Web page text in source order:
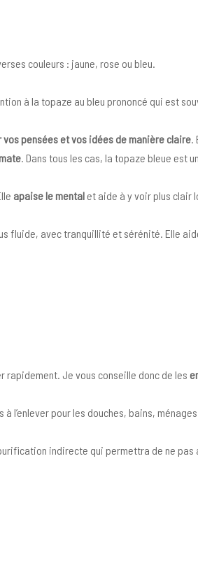
couleurs : jaune, rose ou bleu.
à la topaze au bleu prononcé qui est
vos pensées et vos idées de manière claire.
. Dans tous les cas, la topaze bleue est
apaise le mental et aide à y voir plus clair
fluide, avec tranquillité et sérénité. Elle
Je vous conseille donc de les
l’enlever pour les douches, bains,
indirecte qui permettra de ne